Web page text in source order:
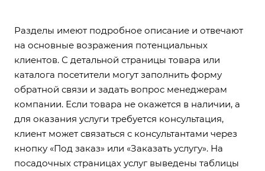
Разделы имеют подробное описание и отвечают
на основные возражения потенциальных
клиентов. С детальной страницы товара или
каталога посетители могут заполнить форму
обратной связи и задать вопрос менеджерам
компании. Если товара не окажется в наличии, а
для оказания услуги требуется консультация,
клиент может связаться с консультантами через
кнопку «Под заказ» или «Заказать услугу». На
посадочных страницах услуг выведены таблицы